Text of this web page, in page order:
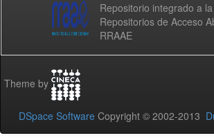
Repositorio integrado a
Repositorios de Acceso
RRAAE
Theme by
DSpace Software Copyright © 2002-2013